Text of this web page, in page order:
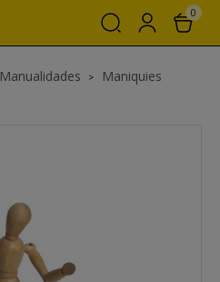
0
Manualidades Maniquies